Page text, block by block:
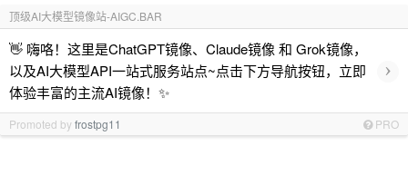
顶级AI大模型镜像站-AIGC.BAR
👋 嗨咯！这里是ChatGPT镜像、Claude镜像 和 Grok镜像，
以及AI大模型API一站式服务站点~点击下方导航按钮，立即
体验丰富的主流AI镜像！✨
›
Promoted byfrostpg11 PRO